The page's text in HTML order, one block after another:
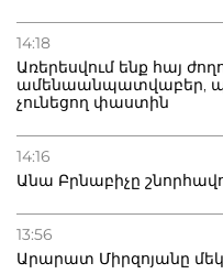
14:18
Առերեսվում ենք հայ
ամենաանպատվաբեր,
չունեցող փաստին
14:16
Անա Բրնաբիչը
13:56
Արարատ Միրզոյանը